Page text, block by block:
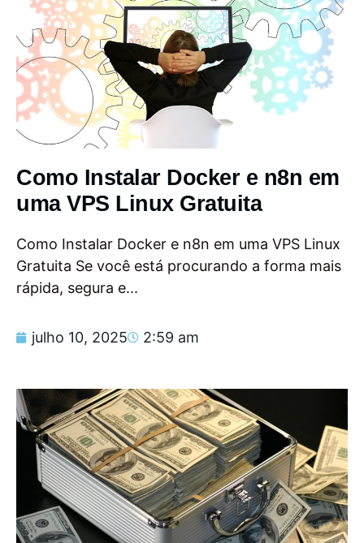
Como Instalar Docker e n8n em
uma VPS Linux Gratuita
Como Instalar Docker e n8n em uma VPS Linux
Gratuita Se você está procurando a forma mais
rápida, segura e...
julho 10, 2025 2:59 am